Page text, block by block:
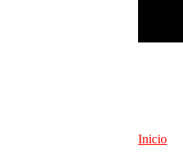
Inicio